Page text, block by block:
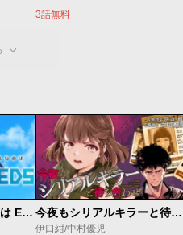
3話無料
魔法少女リリカルなのは EXCEEDS 今夜もシリアルキラーと待ち合わせ
伊口紺/中村優児